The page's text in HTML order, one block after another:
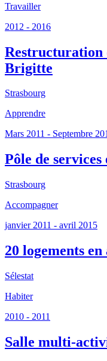
Travailler
2012 - 2016
Restructuration
Brigitte
Strasbourg
Apprendre
Mars 2011 - Septembre
Pôle de
Strasbourg
Accompagner
janvier 2011 - avril 2015
20 logements
Sélestat
Habiter
2010 - 2011
Salle multi-